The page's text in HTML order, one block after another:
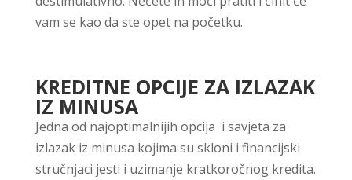
vam se kao da ste opet na početku.
KREDITNE OPCIJE ZA IZLAZAK
IZ MINUSA
Jedna od najoptimalnijih opcija i savjeta za
izlazak iz minusa kojima su skloni i financijski
stručnjaci jesti i uzimanje kratkoročnog kredita.